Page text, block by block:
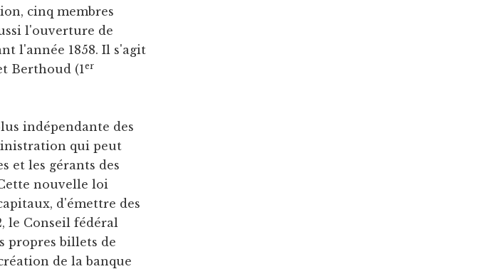
cinq membres
l'ouverture de
l'année 1858. Il s'agit
Berthoud (1er
indépendante des
qui peut
et les gérants des
nouvelle loi
d'émettre des
le Conseil fédéral
propres billets de
de la banque